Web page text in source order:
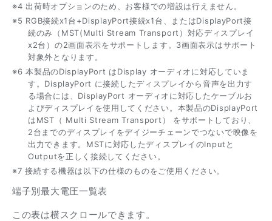
※4 出荷時オプションのため、お客様での増設は行えません。
※5 RGB接続x1台+DisplayPort接続x1台、またはDisplayPort接
続のみ（MST(Multi Stream Transport）対応ディスプレイ
x2台）の2画面表示をサポートします。3画面表示はサポート
対象外となります。
※6 本製品のDisplayPort はDisplay オーディオに対応していま
す。DisplayPort に接続したディスプレイから音声を出力す
る場合には、DisplayPort オーディオに対応したケーブルお
よびディスプレイを使用してください。本製品のDisplayPort
はMST（ Multi Stream Transport） をサポートしており、
2台までのディスプレイをデイジーチェーンでつないで映像を
出力できます。MSTに対応したディスプレイのInputと
Outputを正しく接続してください。
※7 接続する機器は以下の仕様のものをご使用ください。
端子別最大電圧一覧表
この表は横スクロールできます。